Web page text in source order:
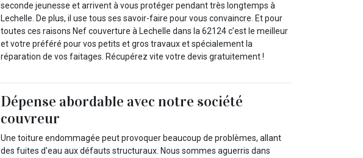
seconde jeunesse et arrivent à vous protéger pendant très longtemps à
Lechelle. De plus, il use tous ses savoir-faire pour vous convaincre. Et pour
toutes ces raisons Nef couverture à Lechelle dans la 62124 c’est le meilleur
et votre préféré pour vos petits et gros travaux et spécialement la
réparation de vos faitages. Récupérez vite votre devis gratuitement !
Dépense abordable avec notre société
couvreur
Une toiture endommagée peut provoquer beaucoup de problèmes, allant
des fuites d'eau aux défauts structuraux. Nous sommes aguerris dans